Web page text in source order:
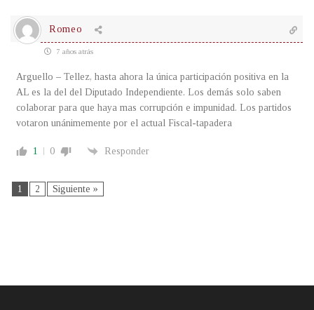
Romeo
7 años atrás
Arguello – Tellez, hasta ahora la única participación positiva en la
AL es la del del Diputado Independiente. Los demás solo saben
colaborar para que haya mas corrupción e impunidad. Los partidos
votaron unánimemente por el actual Fiscal-tapadera
1 0 Responder
1 2 Siguiente »